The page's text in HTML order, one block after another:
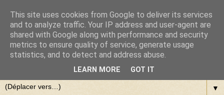
▼
This site uses cookies from Google to deliver its services
and to analyze traffic. Your IP address and user-agent are
shared with Google along with performance and security
metrics to ensure quality of service, generate usage
statistics, and to detect and address abuse.
LEARN MORE GOT IT